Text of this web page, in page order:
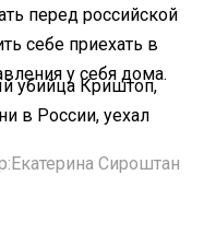
перед российской
себе приехать в
у себя дома.
убийца Криштоп,
в России, уехал
Екатерина Сироштан